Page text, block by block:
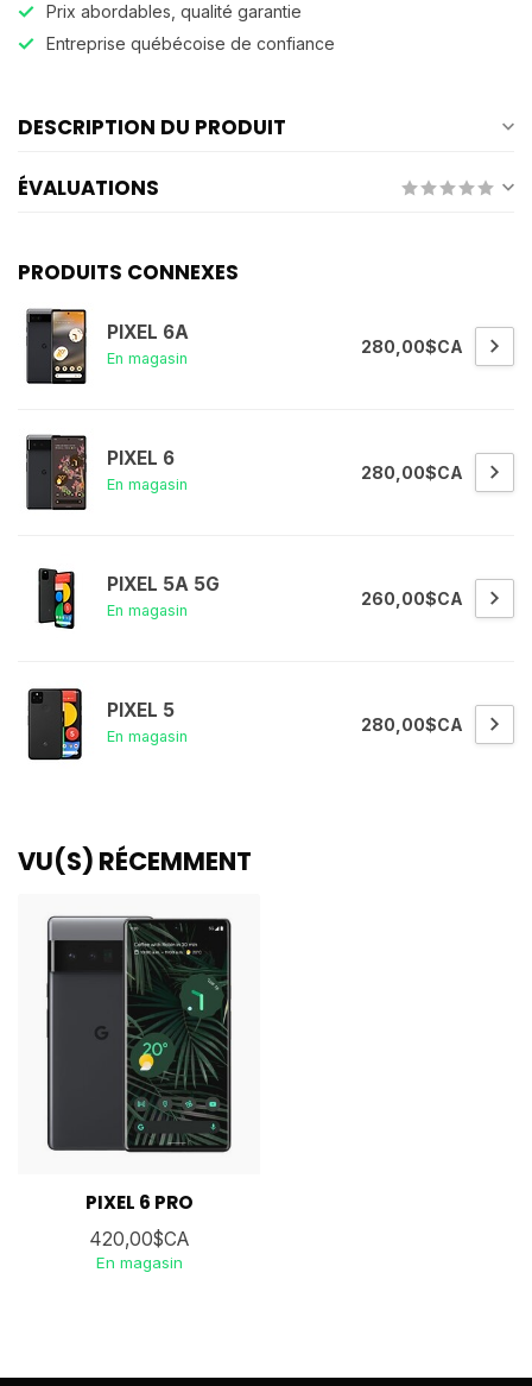
Prix abordables, qualité garantie
Entreprise québécoise de confiance
DESCRIPTION DU PRODUIT
ÉVALUATIONS
PRODUITS CONNEXES
PIXEL 6A
En magasin
280,00$CA
PIXEL 6
En magasin
280,00$CA
PIXEL 5A 5G
En magasin
260,00$CA
PIXEL 5
En magasin
280,00$CA
VU(S) RÉCEMMENT
PIXEL 6 PRO
420,00$CA
En magasin